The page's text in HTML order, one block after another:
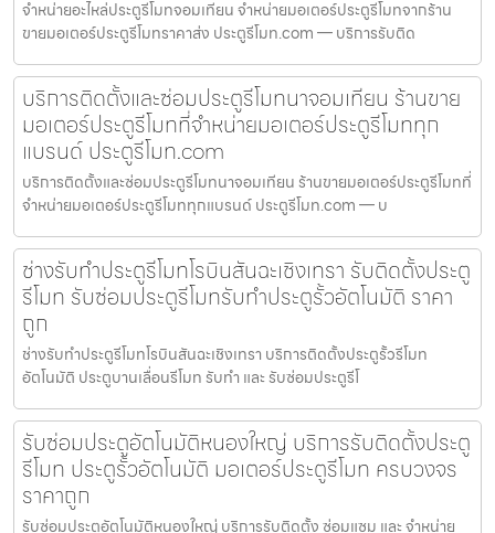
จำหน่ายอะไหล่ประตูรีโมทจอมเทียน จำหน่ายมอเตอร์ประตูรีโมทจากร้าน
ขายมอเตอร์ประตูรีโมทราคาส่ง ประตูรีโมท.com — บริการรับติด
บริการติดตั้งและซ่อมประตูรีโมทนาจอมเทียน ร้านขาย
มอเตอร์ประตูรีโมทที่จำหน่ายมอเตอร์ประตูรีโมททุก
แบรนด์ ประตูรีโมท.com
บริการติดตั้งและซ่อมประตูรีโมทนาจอมเทียน ร้านขายมอเตอร์ประตูรีโมทที่
จำหน่ายมอเตอร์ประตูรีโมททุกแบรนด์ ประตูรีโมท.com — บ
ช่างรับทำประตูรีโมทโรบินสันฉะเชิงเทรา รับติดตั้งประตู
รีโมท รับซ่อมประตูรีโมทรับทำประตูรั้วอัตโนมัติ ราคา
ถูก
ช่างรับทำประตูรีโมทโรบินสันฉะเชิงเทรา บริการติดตั้งประตูรั้วรีโมท
อัตโนมัติ ประตูบานเลื่อนรีโมท รับทำ และ รับซ่อมประตูรีโ
รับซ่อมประตูอัตโนมัติหนองใหญ่ บริการรับติดตั้งประตู
รีโมท ประตูรั้วอัตโนมัติ มอเตอร์ประตูรีโมท ครบวงจร
ราคาถูก
รับซ่อมประตูอัตโนมัติหนองใหญ่ บริการรับติดตั้ง ซ่อมแซม และ จำหน่าย